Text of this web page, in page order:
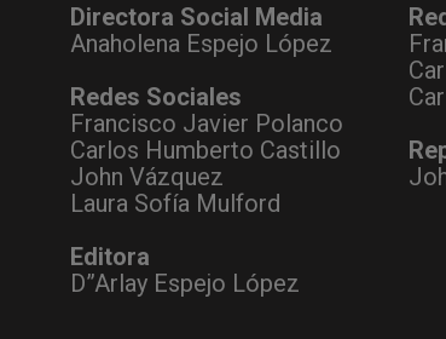
Directora Social Media
Anaholena Espejo López
Redes Sociales
Francisco Javier Polanco
Carlos Humberto Castillo
John Vázquez
Laura Sofía Mulford
Editora
D”Arlay Espejo López